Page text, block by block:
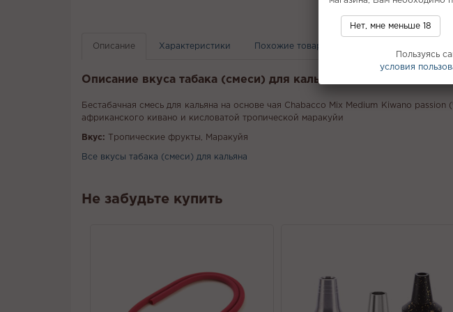
Описание Характеристики Похожие товары
Описание вкуса табака (смеси) для кальяна Chabacco Mix
Бестабачная смесь для кальяна на основе чая Chabacco Mix Medium Kiwano
африканского кивано и кисловатой тропической маракуйи
Вкус: Тропические фрукты, Маракуйя
Все вкусы табака (смеси) для кальяна
Не забудьте купить
Нет, мне меньше 18
Пользуясь
условия